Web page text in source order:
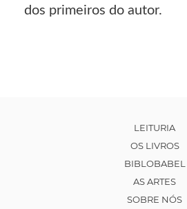
dos primeiros do autor.
LEITURIA
OS LIVROS
BIBLOBABEL
AS ARTES
SOBRE NÓS